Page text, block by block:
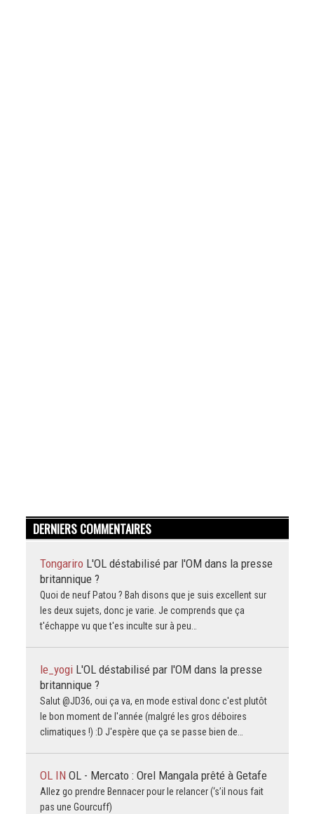
DERNIERS COMMENTAIRES
Tongariro L'OL déstabilisé par l'OM dans la presse
britannique ?
Quoi de neuf Patou ? Bah disons que je suis excellent sur
les deux sujets, donc je varie. Je comprends que ça
t'échappe vu que t'es inculte sur à peu…
le_yogi L'OL déstabilisé par l'OM dans la presse
britannique ?
Salut @JD36, oui ça va, en mode estival donc c'est plutôt
le bon moment de l'année (malgré les gros déboires
climatiques !) :D J'espère que ça se passe bien de…
OL IN OL - Mercato : Orel Mangala prêté à Getafe
Allez go prendre Bennacer pour le relancer (‘s’il nous fait
pas une Gourcuff)